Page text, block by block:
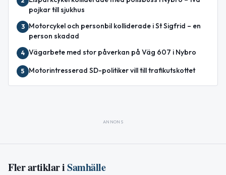
pojkar till sjukhus
3
Motorcykel och personbil kolliderade i St Sigfrid – en
person skadad
4 Vägarbete med stor påverkan på Väg 607 i Nybro
5 Motorintresserad SD-politiker vill till trafikutskottet
ANNONS
Fler artiklar iSamhälle